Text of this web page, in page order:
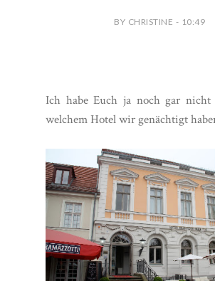
BY CHRISTINE - 10:49
Ich habe Euch ja noch gar
welchem Hotel wir genächtigt